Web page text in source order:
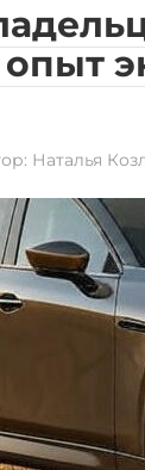
Наталья